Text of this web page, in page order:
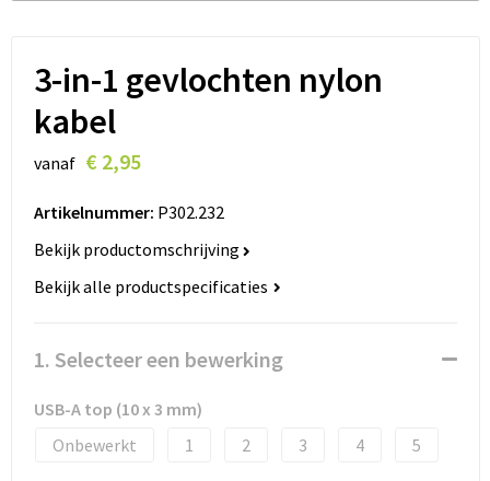
Lokale producten
Miniboxen
Momenten
Paraplu's
Persoonlijke verzorging
Sleutelhangers
Ondergoed, Sokken en Nachtkleding
3-in-1 gevlochten nylon
kabel
vanaf € 2,95
Artikelnummer: P302.232
Bekijk productomschrijving
Bekijk alle productspecificaties
1. Selecteer een bewerking
USB-A top (10 x 3 mm)
Onbewerkt
1 2 3 4 5